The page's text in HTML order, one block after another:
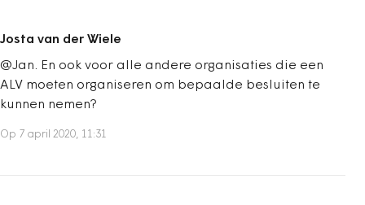
Josta van der Wiele
@Jan. En ook voor alle andere organisaties die een
ALV moeten organiseren om bepaalde besluiten te
kunnen nemen?
Op 7 april 2020, 11:31